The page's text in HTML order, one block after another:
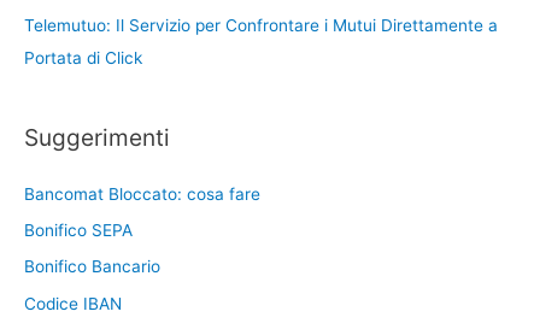
Telemutuo: Il Servizio per Confrontare i Mutui Direttamente a
Portata di Click
Suggerimenti
Bancomat Bloccato: cosa fare
Bonifico SEPA
Bonifico Bancario
Codice IBAN